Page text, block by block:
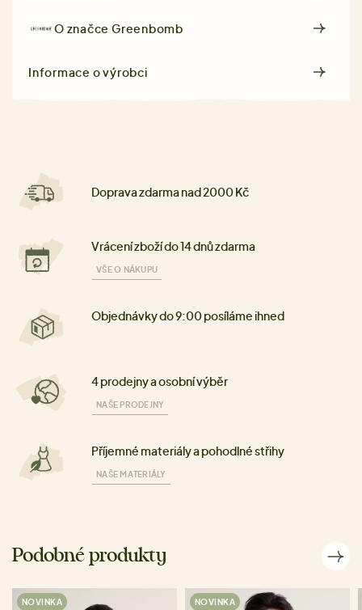
O značceGreenbomb
Informace o výrobci
Doprava zdarma nad 2000 Kč
Vrácení zboží do 14 dnů zdarma
VŠE O NÁKUPU
Objednávky do 9:00 posíláme ihned
4 prodejny a osobní výběr
NAŠE PRODEJNY
Příjemné materiály a pohodlné střihy
NAŠE MATERIÁLY
Podobné produkty
NOVINKA NOVINKA